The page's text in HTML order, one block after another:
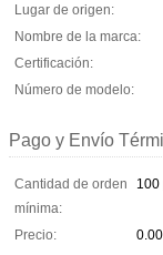
Lugar de origen:
Nombre de la marca:
Certificación:
Número de modelo:
Pago y Envío
Cantidad de orden
mínima:
100
Precio:
0.00